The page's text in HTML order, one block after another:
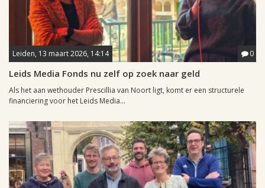
Leiden, 13 maart 2026, 14:14 0
Leids Media Fonds nu zelf op zoek naar geld
Als het aan wethouder Prescillia van Noort ligt, komt er een structurele
financiering voor het Leids Media...